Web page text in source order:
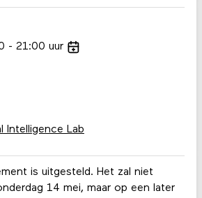
is uitgesteld. Het zal niet
14 mei, maar op een later
21:00 uur
Intelligence Lab